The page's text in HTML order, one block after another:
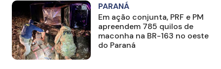
PARANÁ
Em ação conjunta, PRF e PM
apreendem 785 quilos de
maconha na BR-163 no oeste
do Paraná